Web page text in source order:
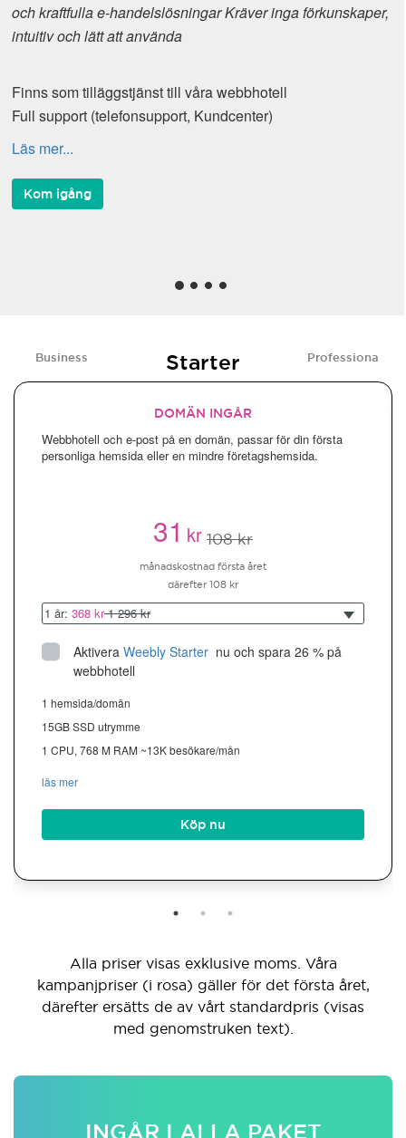
och kraftfulla e-handelslösningar Kräver inga förkunskaper,
intuitiv och lätt att använda
Finns som tilläggstjänst till våra webbhotell
Full support (telefonsupport, Kundcenter)
Läs mer...
Kom igång
Business Starter Professional
DOMÄN INGÅR
Webbhotell och e-post på en domän, passar för din första
personliga hemsida eller en mindre företagshemsida.
31kr 108 kr
månadskostnad första året
därefter 108 kr
1 år: 368 kr1 296 kr
Aktivera Weebly Starter nu och spara 26 % på
webbhotell
1 hemsida/domän
15GB SSD utrymme
1 CPU, 768 M RAM ~13K besökare/mån
läs mer
Köp nu
Alla priser visas exklusive moms. Våra
kampanjpriser (i rosa) gäller för det första året,
därefter ersätts de av vårt standardpris (visas
med genomstruken text).
INGÅR I ALLA PAKET